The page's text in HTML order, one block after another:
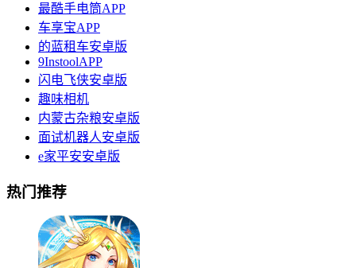
最酷手电筒APP
车享宝APP
的蓝租车安卓版
9InstoolAPP
闪电飞侠安卓版
趣味相机
内蒙古杂粮安卓版
面试机器人安卓版
e家平安安卓版
热门推荐